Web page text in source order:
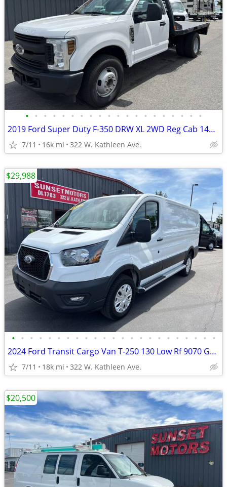
• • • • • • • • • • • • • • • • • • • •
2019 Ford Super Duty F-350 DRW XL 2WD Reg Cab 145 WB 60 CA
7/11 16k mi 322 W. Kathleen Ave.
• • • • • • • • • • • • • • • • • • • • • • •
2024 Ford Transit Cargo Van T-250 130 Low Rf 9070 GVWR RWD
7/11 18k mi 322 W. Kathleen Ave.
$29,988
$20,500